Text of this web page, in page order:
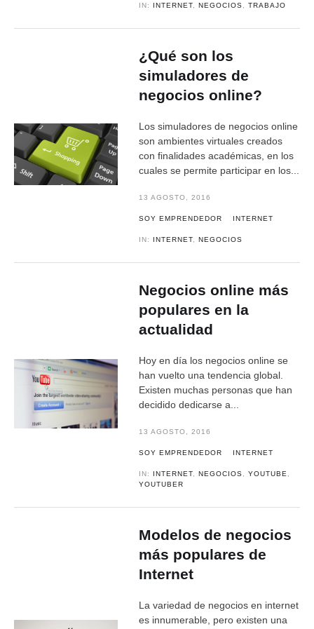
IN: INTERNET ,NEGOCIOS ,TRABAJO
¿Qué son los
simuladores de
negocios online?
Los simuladores de negocios online
son ambientes virtuales creados
con finalidades académicas, en los
cuales se permite participar en los...
13 AGOSTO, 2016
SOY EMPRENDEDOR INTERNET
IN: INTERNET ,NEGOCIOS
Negocios online más
populares en la
actualidad
Hoy en día los negocios online se
han vuelto una tendencia global.
Existen muchas personas que han
decidido dedicarse a...
13 AGOSTO, 2016
SOY EMPRENDEDOR INTERNET
IN: INTERNET ,NEGOCIOS ,YOUTUBE
YOUTUBER
Modelos de negocios
más populares de
Internet
La variedad de negocios en internet
es innumerable, pero existen una